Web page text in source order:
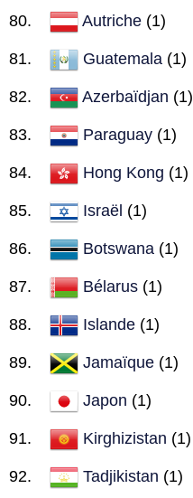
Autriche (1)
Guatemala (1)
Azerbaïdjan (1)
Paraguay (1)
Hong Kong (1)
Israël (1)
Botswana (1)
Bélarus (1)
Islande (1)
Jamaïque (1)
Japon (1)
Kirghizistan (1)
Tadjikistan (1)